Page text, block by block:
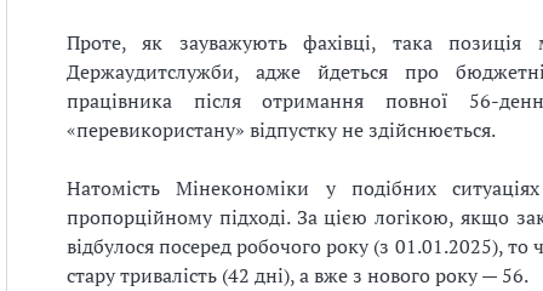
Проте, як зауважують фахівці, така
Держаудитслужби, адже йдеться про
працівника після отримання повної 56-
«перевикористану» відпустку не здійснюється.
Натомість Мінекономіки у подібних
пропорційному підході. За цією логікою, якщо
відбулося посеред робочого року (з 01.01.2025), то
стару тривалість (42 дні), а вже з нового року — 56.